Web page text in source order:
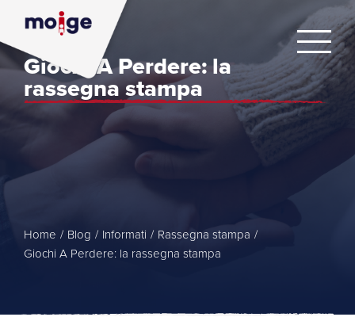
Giochi A Perdere: la
rassegna stampa
Home / Blog / Informati / Rassegna stampa /
Giochi A Perdere: la rassegna stampa